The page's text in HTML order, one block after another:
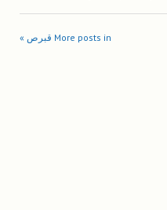
More posts in قبرص »